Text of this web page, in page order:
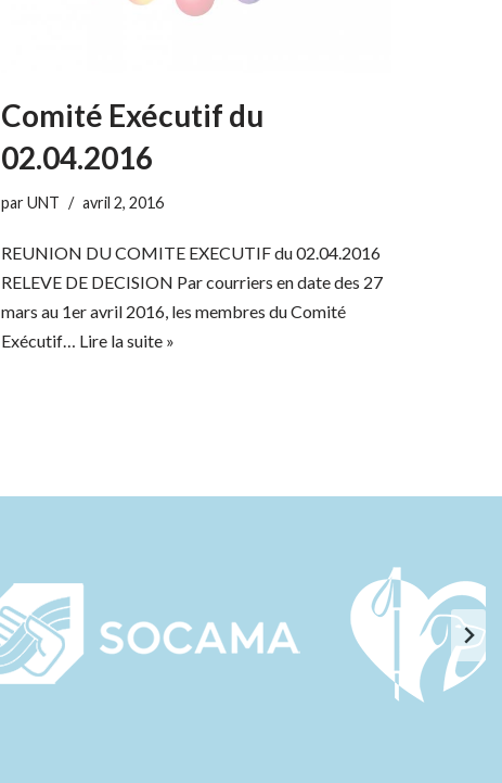
Comité Exécutif du
02.04.2016
parUNT avril 2, 2016
REUNION DU COMITE EXECUTIF du 02.04.2016
RELEVE DE DECISION Par courriers en date des 27
mars au 1er avril 2016, les membres du Comité
Exécutif… Lire la suite »